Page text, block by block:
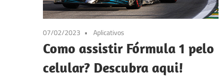
07/02/2023 Aplicativos
Como assistir Fórmula 1 pelo
celular? Descubra aqui!